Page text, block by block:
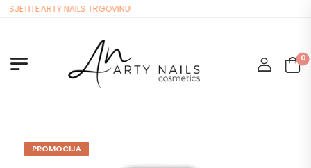
ARTY NAILS TRGOVINU!
0
PROMOCIJA